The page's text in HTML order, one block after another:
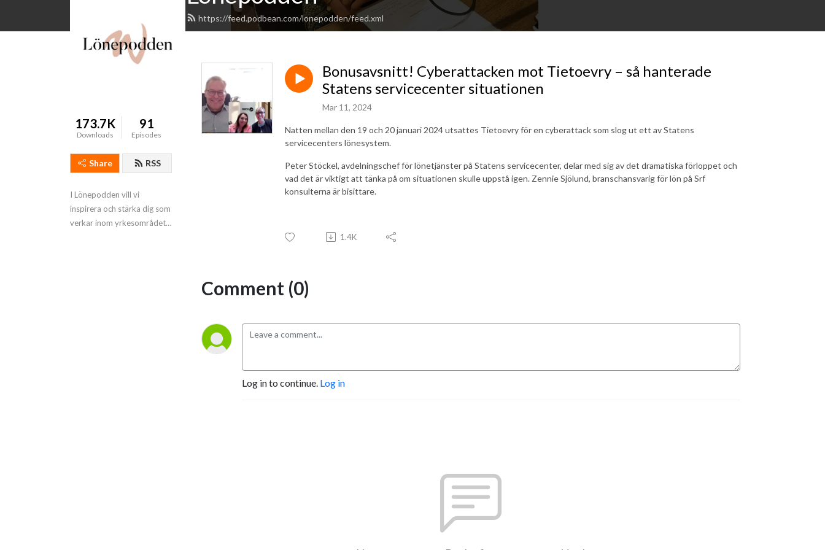
https://feed.podbean.com/lonepodden/feed.xml
173.7K
Downloads
91
Episodes
Share RSS
I Lönepodden vill vi
inspirera och stärka dig som
verkar inom yrkesområdet
Bonusavsnitt! Cyberattacken mot Tietoevry – så hanterade
Statens servicecenter situationen
Mar 11, 2024
Natten mellan den 19 och 20 januari 2024 utsattes Tietoevry för en cyberattack som slog ut ett av Statens
servicecenters lönesystem.
Peter Stöckel, avdelningschef för lönetjänster på Statens servicecenter, delar med sig av det dramatiska förloppet och
vad det är viktigt att tänka på om situationen skulle uppstå igen. Zennie Sjölund, branschansvarig för lön på Srf
konsulterna är bisittare.
1.4K
Comment (0)
Log in to continue. Log in